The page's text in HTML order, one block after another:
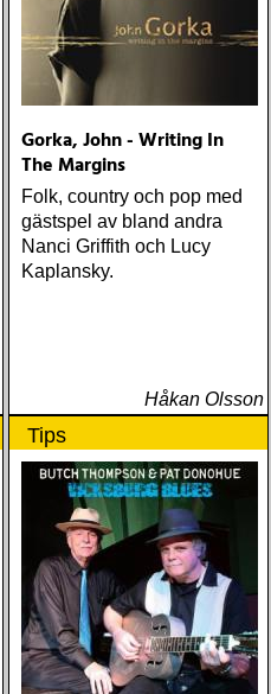
Gorka, John - Writing In
The Margins
Folk, country och pop med
gästspel av bland andra
Nanci Griffith och Lucy
Kaplansky.
Håkan Olsson
Tips